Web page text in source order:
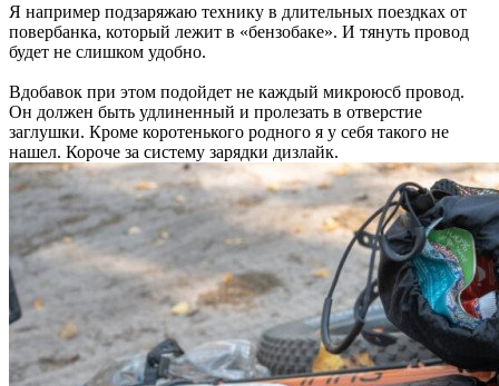
Я например подзаряжаю технику в длительных поездках от
повербанка, который лежит в «бензобаке». И тянуть провод
будет не слишком удобно.
Вдобавок при этом подойдет не каждый микроюсб провод.
Он должен быть удлиненный и пролезать в отверстие
заглушки. Кроме коротенького родного я у себя такого не
нашел. Короче за систему зарядки дизлайк.